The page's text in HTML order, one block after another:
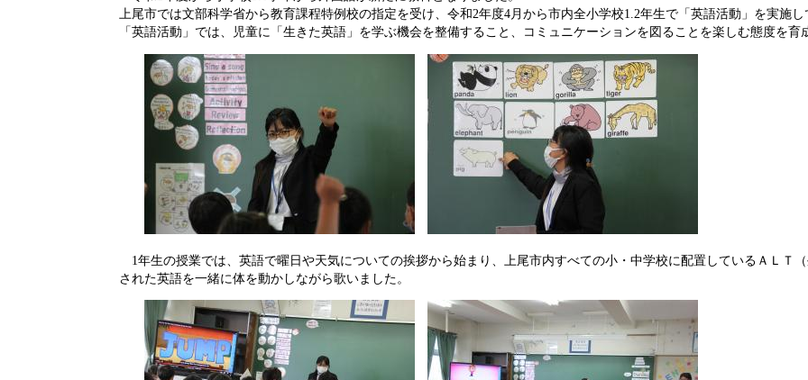
上尾市では文部科学省から教育課程特例校の指定を受け、令和2年度4月から市内全小学校1.2年生で「英語活動」を実施し
「英語活動」では、児童に「生きた英語」を学ぶ機会を整備すること、コミュニケーションを図ることを楽しむ態度を育
1年生の授業では、英語で曜日や天気についての挨拶から始まり、上尾市内すべての小・中学校に配置しているＡＬＴ
された英語を一緒に体を動かしながら歌いました。